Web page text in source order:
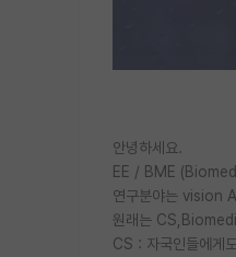
안녕하세요.
EE / BME
연구분야는 vision
원래는
CS : 자국인들에게